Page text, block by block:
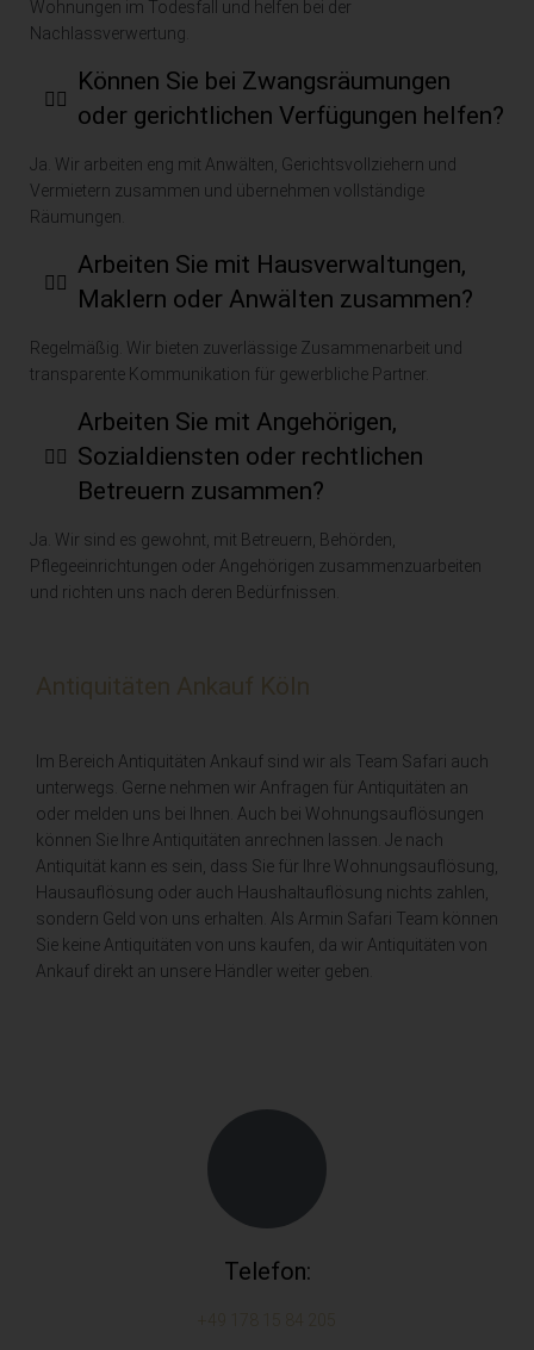
n
aus
rer
Sicht
sehr
Zelz
ner
Chri
stop
h
Wine
ken
empf
n.
Wohnungen im Todesfall und helfen bei der
Nachlassverwertung.
Können Sie bei Zwangsräumungen
oder gerichtlichen Verfügungen helfen?
Ja. Wir arbeiten eng mit Anwälten, Gerichtsvollziehern und
Vermietern zusammen und übernehmen vollständige
Räumungen.
⁠Arbeiten Sie mit Hausverwaltungen,
Maklern oder Anwälten zusammen?
Regelmäßig. Wir bieten zuverlässige Zusammenarbeit und
transparente Kommunikation für gewerbliche Partner.
Arbeiten Sie mit Angehörigen,
Sozialdiensten oder rechtlichen
Betreuern zusammen?
Ja. Wir sind es gewohnt, mit Betreuern, Behörden,
Pflegeeinrichtungen oder Angehörigen zusammenzuarbeiten
und richten uns nach deren Bedürfnissen.
Antiquitäten Ankauf Köln
Im Bereich Antiquitäten Ankauf sind wir als Team Safari auch
unterwegs. Gerne nehmen wir Anfragen für Antiquitäten an
oder melden uns bei Ihnen. Auch bei Wohnungsauflösungen
können Sie Ihre Antiquitäten anrechnen lassen. Je nach
Antiquität kann es sein, dass Sie für Ihre Wohnungsauflösung,
Hausauflösung oder auch Haushaltauflösung nichts zahlen,
sondern Geld von uns erhalten. Als Armin Safari Team können
Sie keine Antiquitäten von uns kaufen, da wir Antiquitäten von
Ankauf direkt an unsere Händler weiter geben.
Telefon: